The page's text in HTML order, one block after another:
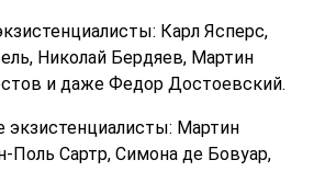
Карл Ясперс,
Николай Бердяев, Мартин
и даже Федор Достоевский.
экзистенциалисты: Мартин
Поль Сартр, Симона де Бовуар,